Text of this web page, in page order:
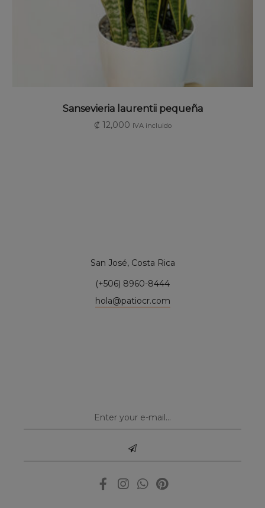
SELECCIONAR OPCIONES
Sansevieria laurentii pequeña
₡ 12,000 IVA incluido
San José, Costa Rica
(+506) 8960-8444
hola@patiocr.com